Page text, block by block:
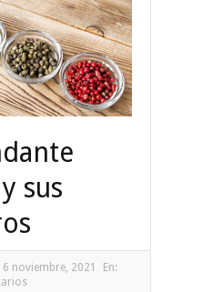
sus
noviembre, 2021
En: